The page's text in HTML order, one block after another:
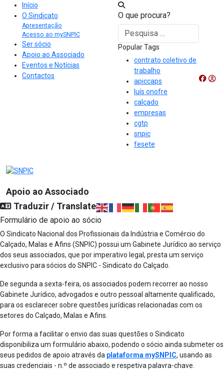
Início
O Sindicato
Apresentação
Acesso ao mySNPIC
Ser sócio
Apoio ao Associado
Eventos e Notícias
Contactos
O que procura?
Pesquisar
Popular Tags
contrato coletivo de
trabalho
apiccaps
luís onofre
calçado
empresas
cgtp
snpic
fesete
Apoio ao Associado
Traduzir / Translate
Formulário de apoio ao sócio
O Sindicato Nacional dos Profissionais da Indústria e Comércio do
Calçado, Malas e Afins (SNPIC) possui um Gabinete Jurídico ao serviço
dos seus associados, que por imperativo legal, presta um serviço
exclusivo para sócios do SNPIC - Sindicato do Calçado.
De segunda a sexta-feira, os associados podem recorrer ao nosso
Gabinete Jurídico, advogados e outro pessoal altamente qualificado,
para os esclarecer sobre questões jurídicas relacionadas com os
setores do Calçado, Malas e Afins.
Por forma a facilitar o envio das suas questões o Sindicato
disponibiliza um formulário abaixo, podendo o sócio ainda submeter os
seus pedidos de apoio através da plataforma mySNPIC, usando as
suas credenciais - n.º de associado e respetiva palavra-chave.